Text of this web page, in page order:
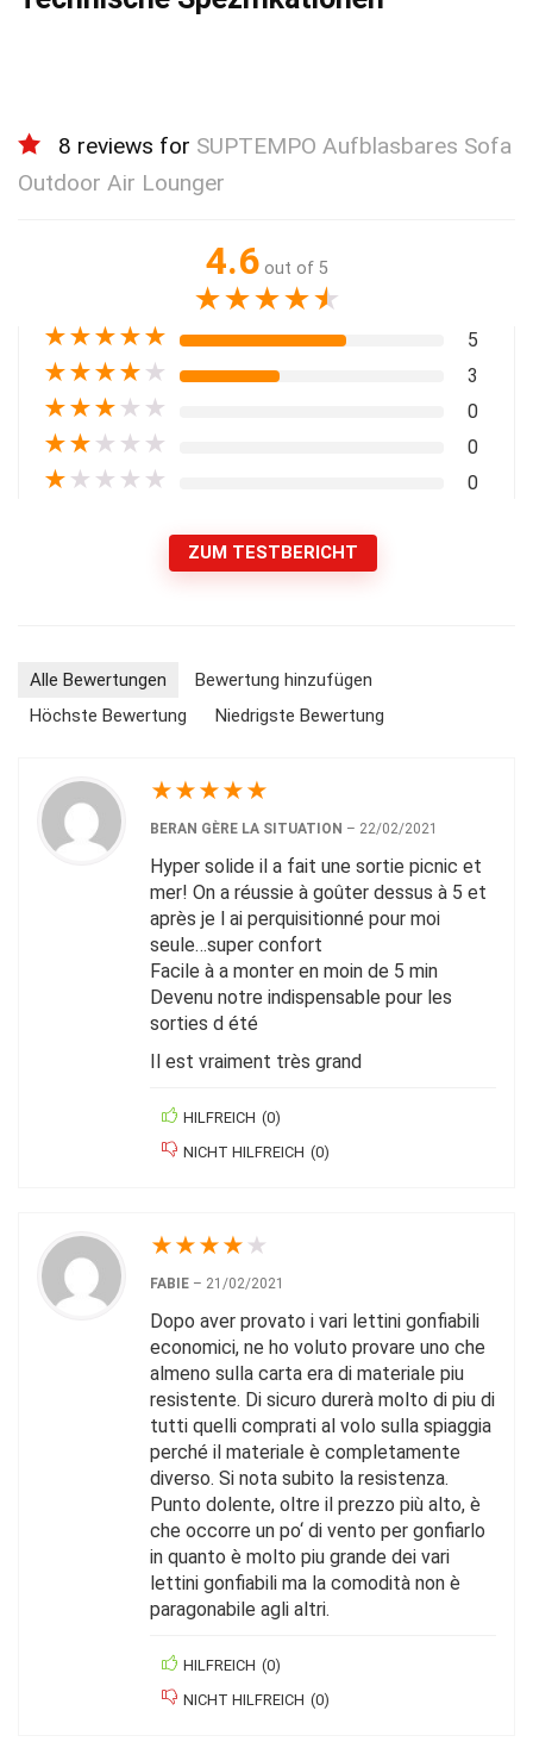
8 reviews for SUPTEMPO Aufblasbares Sofa
Outdoor Air Lounger
4.6 out of 5
★★★★★
★★★★★ 5
★★★★ ★ 3
★★★ ★ ★ 0
★★ ★ ★ ★ 0
★ ★ ★ ★ ★ 0
ZUM TESTBERICHT
Alle Bewertungen
Bewertung hinzufügen
Höchste Bewertung
Niedrigste Bewertung
★★★★★
BERAN GÈRE LA SITUATION – 22/02/2021
Hyper solide il a fait une sortie picnic et
mer! On a réussie à goûter dessus à 5 et
après je l ai perquisitionné pour moi
seule…super confort
Facile à a monter en moin de 5 min
Devenu notre indispensable pour les
sorties d été
Il est vraiment très grand
HILFREICH (0)
NICHT HILFREICH (0)
★★★★ ★
FABIE – 21/02/2021
Dopo aver provato i vari lettini gonfiabili
economici, ne ho voluto provare uno che
almeno sulla carta era di materiale piu
resistente. Di sicuro durerà molto di piu di
tutti quelli comprati al volo sulla spiaggia
perché il materiale è completamente
diverso. Si nota subito la resistenza.
Punto dolente, oltre il prezzo più alto, è
che occorre un po‘ di vento per gonfiarlo
in quanto è molto piu grande dei vari
lettini gonfiabili ma la comodità non è
paragonabile agli altri.
HILFREICH (0)
NICHT HILFREICH (0)